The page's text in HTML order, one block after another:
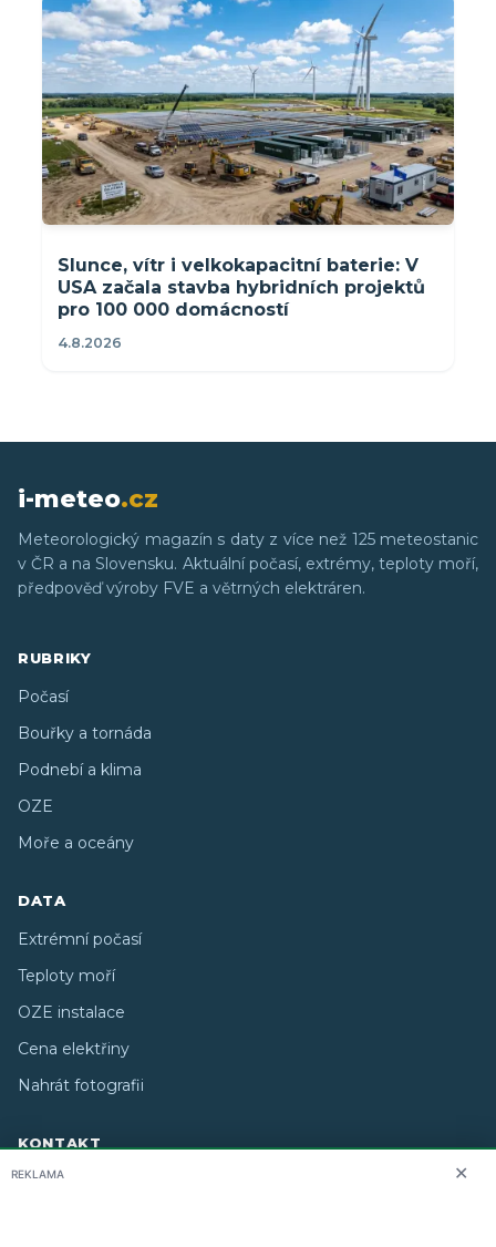
Slunce, vítr i velkokapacitní baterie: V
USA začala stavba hybridních projektů
pro 100 000 domácností
4.8.2026
i-meteo.cz
Meteorologický magazín s daty z více než 125 meteostanic
v ČR a na Slovensku. Aktuální počasí, extrémy, teploty moří,
předpověď výroby FVE a větrných elektráren.
RUBRIKY
Počasí
Bouřky a tornáda
Podnebí a klima
OZE
Moře a oceány
DATA
Extrémní počasí
Teploty moří
OZE instalace
Cena elektřiny
Nahrát fotografii
KONTAKT
O nás
REKLAMA ✕